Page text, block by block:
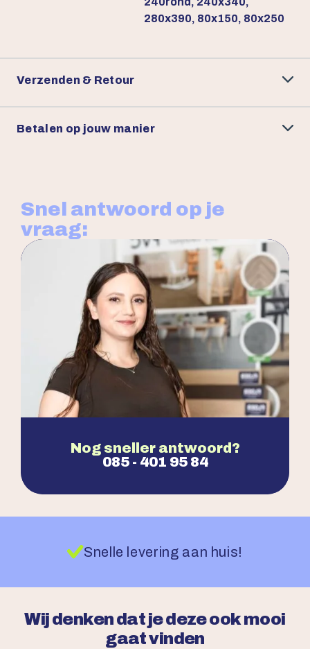
280x390, 80x150, 80x250
Verzenden & Retour
Betalen op jouw manier
Snel antwoord op je
vraag:
Nog sneller antwoord?
085 - 401 95 84
Snelle levering aan huis!
Wij denken dat je deze ook mooi
gaat vinden